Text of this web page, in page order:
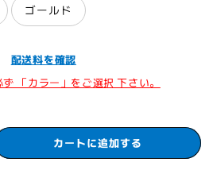
ゴールド
配送料を確認
ず 「カラー」をご選択 下さい。
カートに追加する